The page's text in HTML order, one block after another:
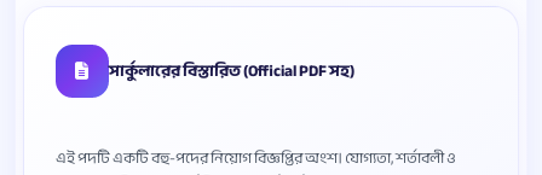
সার্কুলারের বিস্তারিত (Official PDF সহ)
এই পদটি একটি বহু-পদের নিয়োগ বিজ্ঞপ্তির অংশ। যোগ্যতা, শর্তাবলী ও